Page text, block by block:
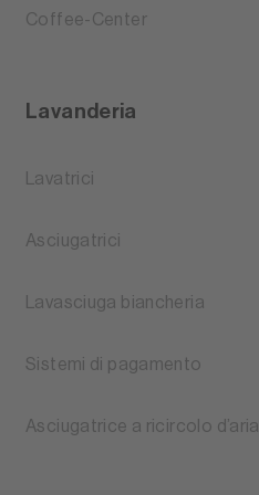
Coffee-Center
Lavanderia
Lavatrici
Asciugatrici
Lavasciuga biancheria
Sistemi di pagamento
Asciugatrice a ricircolo d’aria